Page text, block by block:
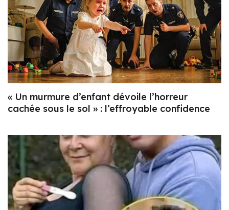
« Un murmure d’enfant dévoile l’horreur
cachée sous le sol » : l’effroyable confidence